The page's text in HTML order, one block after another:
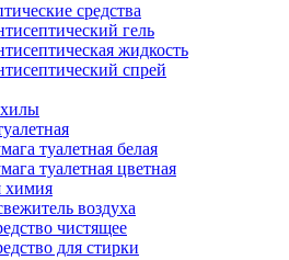
средства
гель
жидкость
спрей
туалетная белая
туалетная цветная
химия
воздуха
чистящее
для стирки